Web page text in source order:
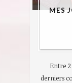
MES
Entre
derniers